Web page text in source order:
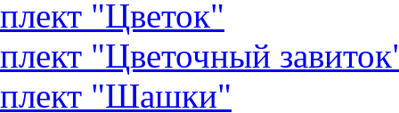
"Цветок"
"Цветочный
"Шашки"